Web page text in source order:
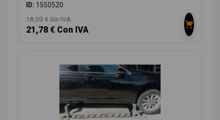
ID: 1550520
18,00 € Sin IVA
21,78 € Con IVA